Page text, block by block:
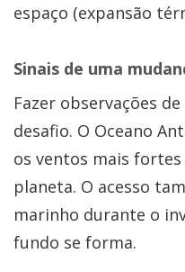
espaço (expansão
Sinais de uma
Fazer observações
desafio. O Oceano
os ventos mais
planeta. O acesso
marinho durante o
fundo se forma.